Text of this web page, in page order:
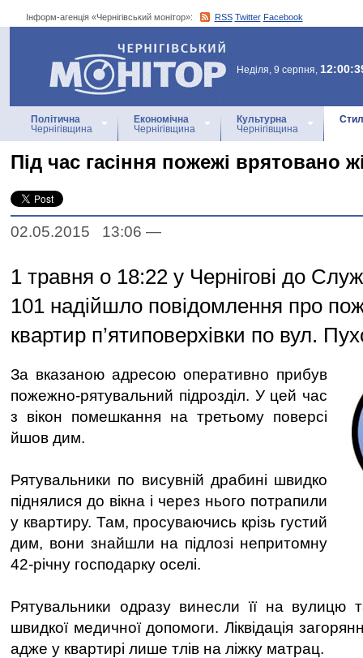
Інформ-агенція «Чернігівський монітор»: RSS Twitter Facebook
Інформ-агенція
«Чернігівський монітор»
Неділя, 9 серпня,
Політична
Чернігівщина
Економічна
Чернігівщина
Культурна
Чернігівщина
Під час гасіння пожежі врятовано
02.05.2015 13:06 —
1 травня о 18:22 у Чернігові до
101 надійшло повідомлення про
квартир п’ятиповерхівки по вул.
За вказаною адресою оперативно прибув
пожежно-рятувальний підрозділ. У цей час
з вікон помешкання на третьому поверсі
йшов дим.
Рятувальники по висувній драбині швидко
піднялися до вікна і через нього потрапили
у квартиру. Там, просуваючись крізь густий
дим, вони знайшли на підлозі непритомну
42-річну господарку оселі.
Рятувальники одразу винесли її на вулицю
швидкої медичної допомоги. Ліквідація
адже у квартирі лише тлів на ліжку матрац.